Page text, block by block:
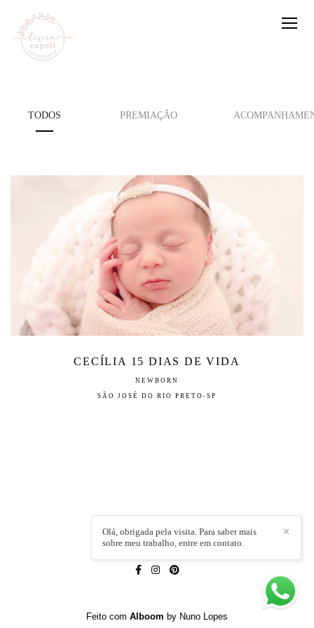
TODOS PREMIAÇÃO
CECÍLIA 15 DIAS DE VIDA
NEWBORN
SÃO JOSÉ DO RIO PRETO-SP
LÍVIA CAPELI/CONTATO
✕
Olá, obrigada pela visita. Para saber mais
sobre meu trabalho, entre em contato.
Feito com Alboom by Nuno Lopes